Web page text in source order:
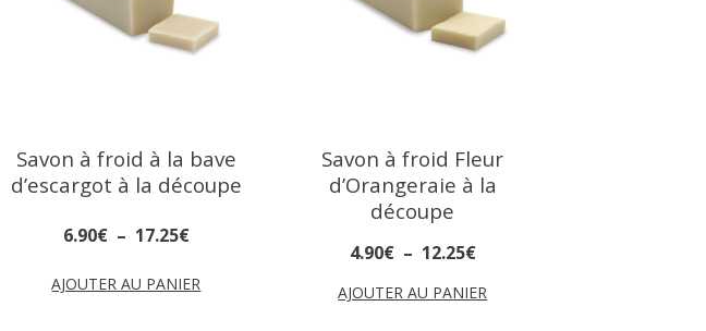
Savon à froid à la bave
d’escargot à la découpe
6.90€ – 17.25€
AJOUTER AU PANIER
Savon à froid Fleur
d’Orangeraie à la
découpe
4.90€ – 12.25€
AJOUTER AU PANIER